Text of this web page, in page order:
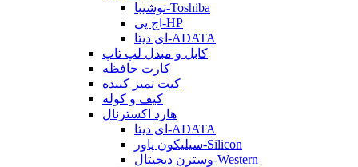
توشیبا-Toshiba
اچ پی-HP
ای دیتا-ADATA
کابل و مبدل لپ تاپ
کارت حافظه
کیت تمیز کننده
کیف و کوله
هارد اکسترنال
ای دیتا-ADATA
سیلیکون پاور-Silicon
وسترن دیجیتال-Western